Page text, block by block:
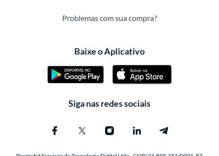
Problemas com sua compra?
Baixe o Aplicativo
Siga nas redes sociais